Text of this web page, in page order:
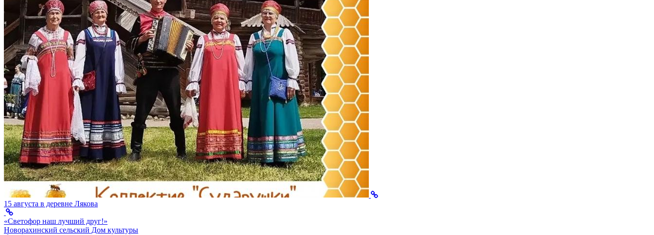
15 августа в деревне Лякова
«Светофор наш лучший друг!»
Новорахинский сельский Дом культуры